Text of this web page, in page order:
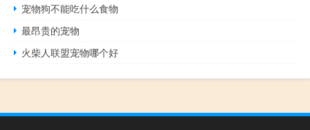
宠物狗不能吃什么食物
最昂贵的宠物
火柴人联盟宠物哪个好